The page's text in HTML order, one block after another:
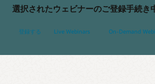
選択されたウェビナーのご登録手続き
登録する Live Webinars On-Demand